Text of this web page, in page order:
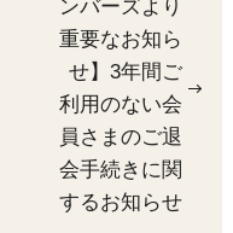
ンバーズより
重要なお知ら
せ】3年間ご
利用のない会
員さまのご退
会手続きに関
するお知らせ